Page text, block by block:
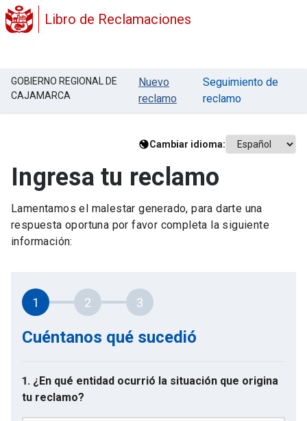
Libro de Reclamaciones
GOBIERNO REGIONAL DE
CAJAMARCA
Nuevo
reclamo
Seguimiento de
reclamo
Cambiar idioma:
Ingresa tu reclamo
Lamentamos el malestar generado, para darte una
respuesta oportuna por favor completa la siguiente
información:
1 2 3
Cuéntanos qué sucedió
1. ¿En qué entidad ocurrió la situación que origina
tu reclamo?